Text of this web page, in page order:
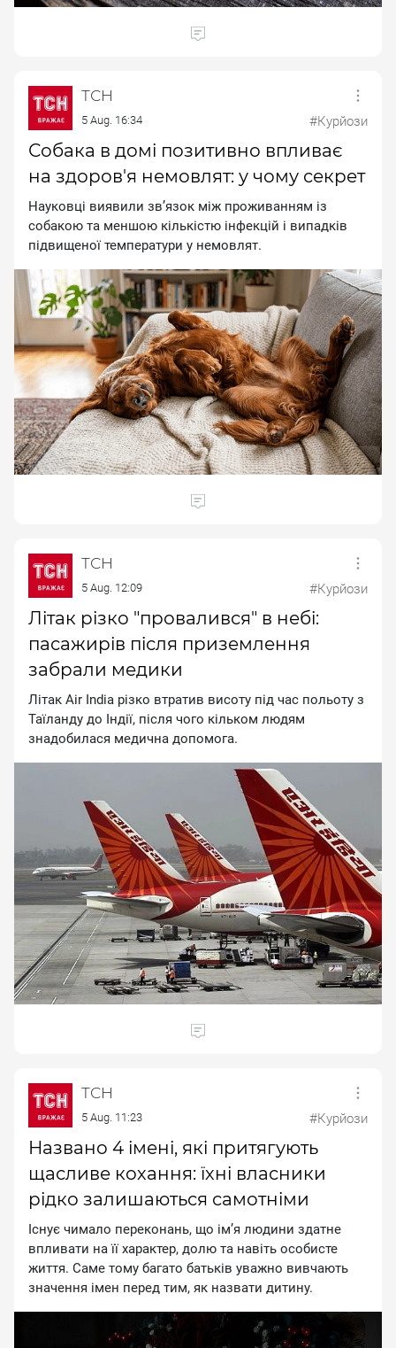
ТСН
5 Aug. 16:34 #Курйози
Собака в домі позитивно впливає
на здоров'я немовлят: у чому секрет
Науковці виявили зв’язок між проживанням із
собакою та меншою кількістю інфекцій і випадків
підвищеної температури у немовлят.
ТСН
5 Aug. 12:09 #Курйози
Літак різко "провалився" в небі:
пасажирів після приземлення
забрали медики
Літак Аіr Іndіа різко втратив висоту під час польоту з
Таїланду до Індії, після чого кільком людям
знадобилася медична допомога.
ТСН
5 Aug. 11:23 #Курйози
Названо 4 імені, які притягують
щасливе кохання: їхні власники
рідко залишаються самотніми
Існує чимало переконань, що ім’я людини здатне
впливати на її характер, долю та навіть особисте
життя. Саме тому багато батьків уважно вивчають
значення імен перед тим, як назвати дитину.